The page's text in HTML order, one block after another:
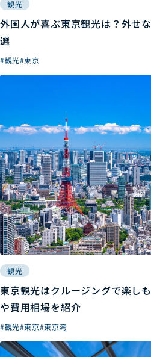
観光
外国人が喜ぶ東京観光は？外せ
選
#観光#東京
観光
東京観光はクルージングで楽し
や費用相場を紹介
#観光#東京#東京湾